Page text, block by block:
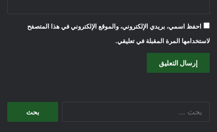
احفظ اسمي، بريدي الإلكتروني، والموقع الإلكتروني في هذا المتصفح
لاستخدامها المرة المقبلة في تعليقي.